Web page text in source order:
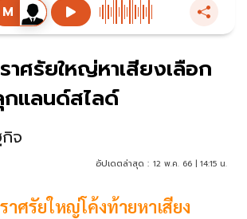
าศรัยใหญ่หาเสียงเลือก
แลนด์สไลด์
จ
อัปเดตล่าสุด : 12 พ.ค. 66 | 14:15 น.
าศรัยใหญ่โค้งท้ายหาเสียง